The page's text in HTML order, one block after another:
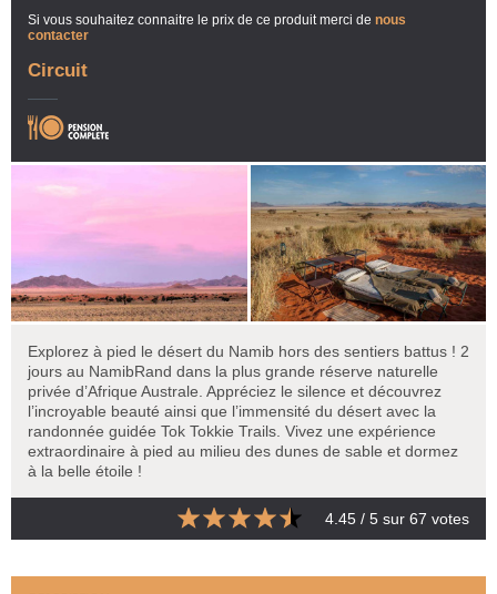
Si vous souhaitez connaitre le prix de ce produit merci de nous
contacter
Circuit
Explorez à pied le désert du Namib hors des sentiers battus ! 2
jours au NamibRand dans la plus grande réserve naturelle
privée d’Afrique Australe. Appréciez le silence et découvrez
l’incroyable beauté ainsi que l’immensité du désert avec la
randonnée guidée Tok Tokkie Trails. Vivez une expérience
extraordinaire à pied au milieu des dunes de sable et dormez
à la belle étoile !
4.45 / 5 sur 67 votes